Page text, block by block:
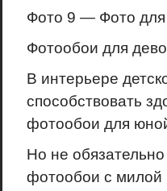
Фото 9 — Фото для
Фотообои для
В интерьере
способствовать
фотообои для
Но не
фотообои с милой